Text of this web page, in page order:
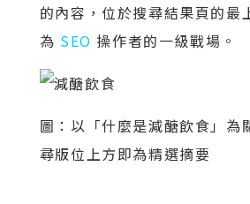
的內容，位於搜尋結果頁的最
為 SEO 操作者的一級戰場。
圖：以「什麼是減醣飲食」為
尋版位上方即為精選摘要